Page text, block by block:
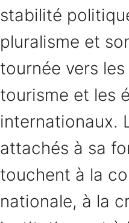
stabilité
pluralisme et
tournée vers
tourisme et les
internationaux.
attachés à sa
touchent à la
nationale, à la